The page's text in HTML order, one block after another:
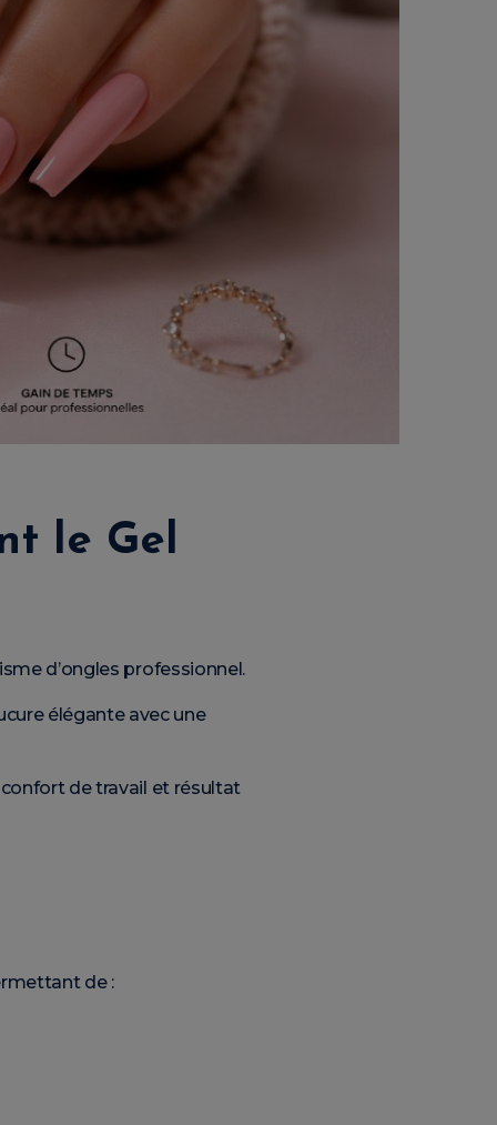
le Gel
d’ongles professionnel.
élégante avec une
de travail et résultat
de :